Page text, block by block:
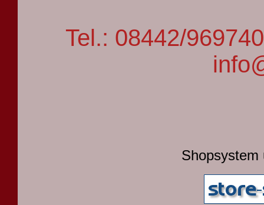
Tel.: 08442/